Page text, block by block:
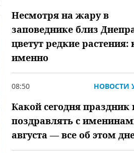
Несмотря на жару в
заповеднике близ
цветут редкие растения:
именно
08:50 НОВОСТИ
Какой сегодня праздник
поздравлять с
августа — все об этом